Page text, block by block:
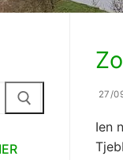
27/
Ien